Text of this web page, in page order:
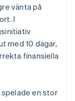
vänta på
I
med 10 dagar,
finansiella
en stor